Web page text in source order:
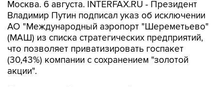
АО "Международный аэропорт "Шереметьево"
(МАШ) из списка стратегических предприятий,
что позволяет приватизировать госпакет
(30,43%) компании с сохранением "золотой
акции".
Документ опубликован на официальном